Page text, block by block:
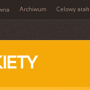
Archiwum Celowy atak